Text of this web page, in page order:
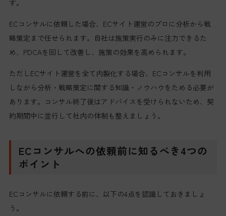
す。
ECコンサルに依頼した場合、ECサイト運営のプロに分析から戦
略策定まで任せられます。自社は施策実行のみに注力できるた
め、PDCAを回して改善し、施策の効果を高められます。
ただしECサイト運営を全て内製化する場合、ECコンサルを利用
しながら分析・戦略策定に関する知識・ノウハウをためる必要が
あります。コンサル終了後はアドバイスを受けられないため、契
約期間中に並行して社内の体制も整えましょう。
ECコンサルへの依頼前に知るべき4つの
ポイント
ECコンサルに依頼する前に、以下の4点を認識しておきましょ
う。